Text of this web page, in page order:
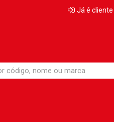
Já é